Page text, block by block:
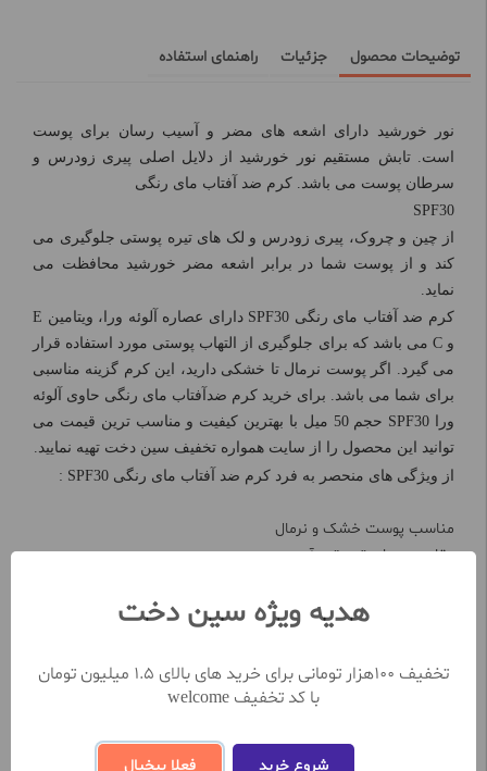
توضیحات محصول جزئیات راهنمای استفاده
نور خورشید دارای اشعه های مضر و آسیب رسان برای پوست
است. تابش مستقیم نور خورشید از دلایل اصلی پیری زودرس و
سرطان پوست می باشد. کرم ضد آفتاب مای رنگی
SPF30
از چین و چروک، پیری زودرس و لک های تیره پوستی جلوگیری می
کند و از پوست شما در برابر اشعه مضر خورشید محافظت می
نماید.
کرم ضد آفتاب مای رنگی SPF30 دارای عصاره آلوئه ورا، ویتامین E
و C می باشد که برای جلوگیری از التهاب پوستی مورد استفاده قرار
می گیرد. اگر پوست نرمال تا خشکی دارید، این کرم گزینه مناسبی
برای شما می باشد. برای خرید کرم ضدآفتاب مای رنگی حاوی آلوئه
ورا SPF30 حجم 50 میل با بهترین کیفیت و مناسب ترین قیمت می
توانید این محصول را از سایت همواره تخفیف سین دخت تهیه نمایید.
از ویژگی های منحصر به فرد کرم ضد آفتاب مای رنگی SPF30 :
مناسب پوست خشک و نرمال
مقاوم در برابر تعریق و آب
حاوی عصاره آلوئه ورا و ویتامین E و C
دارای خاصیت نرم کنندگی و مرطوب کنندگی
هدیه ویژه سین دخت
تخفیف 100هزار تومانی برای خرید های بالای 1.5 میلیون تومان
با کد تخفیف welcome
شروع خرید فعلا بیخیال